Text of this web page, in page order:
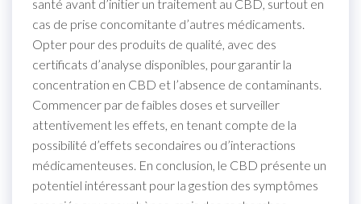
santé avant d’initier un traitement au CBD, surtout en
cas de prise concomitante d’autres médicaments.
Opter pour des produits de qualité, avec des
certificats d’analyse disponibles, pour garantir la
concentration en CBD et l’absence de contaminants.
Commencer par de faibles doses et surveiller
attentivement les effets, en tenant compte de la
possibilité d’effets secondaires ou d’interactions
médicamenteuses. En conclusion, le CBD présente un
potentiel intéressant pour la gestion des symptômes